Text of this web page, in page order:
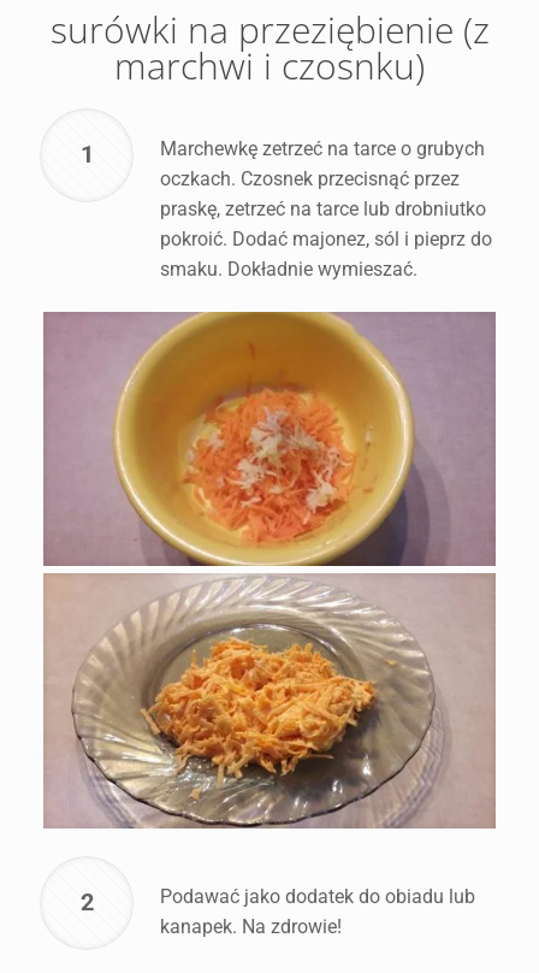
surówki na przeziębienie (z
marchwi i czosnku)
1
Marchewkę zetrzeć na tarce o grubych
oczkach. Czosnek przecisnąć przez
praskę, zetrzeć na tarce lub drobniutko
pokroić. Dodać majonez, sól i pieprz do
smaku. Dokładnie wymieszać.
2
Podawać jako dodatek do obiadu lub
kanapek. Na zdrowie!